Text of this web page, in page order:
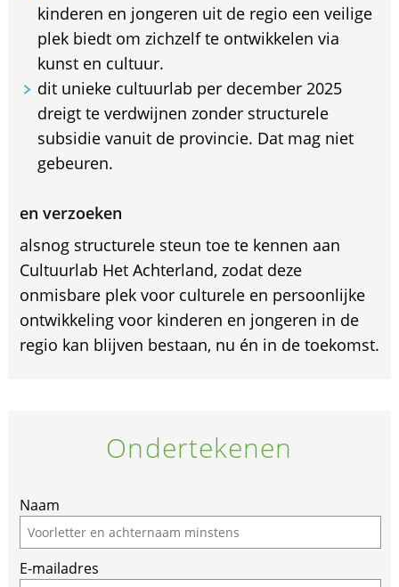
kinderen en jongeren uit de regio een veilige
plek biedt om zichzelf te ontwikkelen via
kunst en cultuur.
dit unieke cultuurlab per december 2025
dreigt te verdwijnen zonder structurele
subsidie vanuit de provincie. Dat mag niet
gebeuren.
en verzoeken
alsnog structurele steun toe te kennen aan
Cultuurlab Het Achterland, zodat deze
onmisbare plek voor culturele en persoonlijke
ontwikkeling voor kinderen en jongeren in de
regio kan blijven bestaan, nu én in de toekomst.
Ondertekenen
Naam
E-mailadres